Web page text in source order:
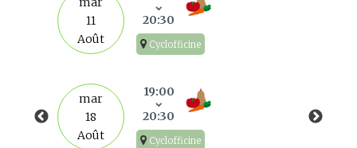
11
Août
20:30
Cyclofficine
mar
18
Août
19:00
20:30
Cyclofficine